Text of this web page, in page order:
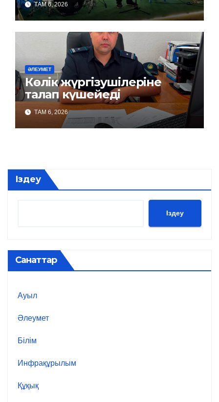
ТАМ 6, 2026
ӘЛЕУМЕТ
Көлік жүргізушілеріне
талап күшейеді
ТАМ 6, 2026
Іздеу
Іздеу
Санаттар
Ауыл
Әлеумет
Білім
Инфрақұрылым
Құқық